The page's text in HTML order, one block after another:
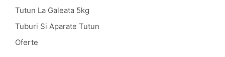
Tutun La Galeata 5kg
Tuburi Si Aparate Tutun
Oferte